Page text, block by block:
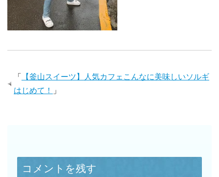
「
【釜山スイーツ】人気カフェこんなに美味しいソルギ
はじめて！
」
コメントを残す